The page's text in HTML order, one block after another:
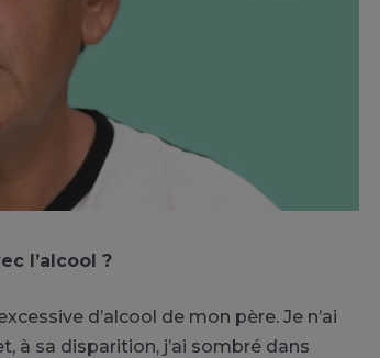
l’alcool ?
d’alcool de mon père. Je n’ai
à sa disparition, j’ai sombré dans